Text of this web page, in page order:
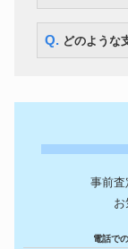
Q. どのよう
事前査
お
電話で